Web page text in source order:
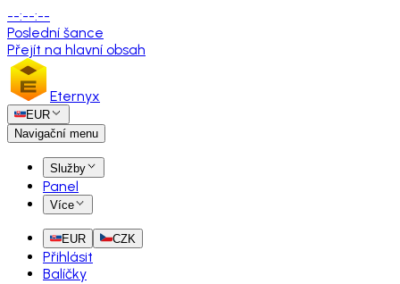
--:--:--
Poslední šance
Přejít na hlavní obsah
Eternyx
EUR
Navigační menu
Služby
Panel
Více
EUR CZK
Přihlásit
Balíčky